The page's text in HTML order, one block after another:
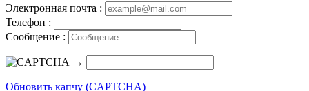
Электронная почта :
Телефон :
Сообщение :
→
Обновить капчу (CAPTCHA)